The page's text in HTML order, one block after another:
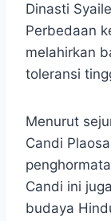
Dinasti
Perbedaan
melahirkan
toleransi
Menurut
Candi
Candi ini
budaya